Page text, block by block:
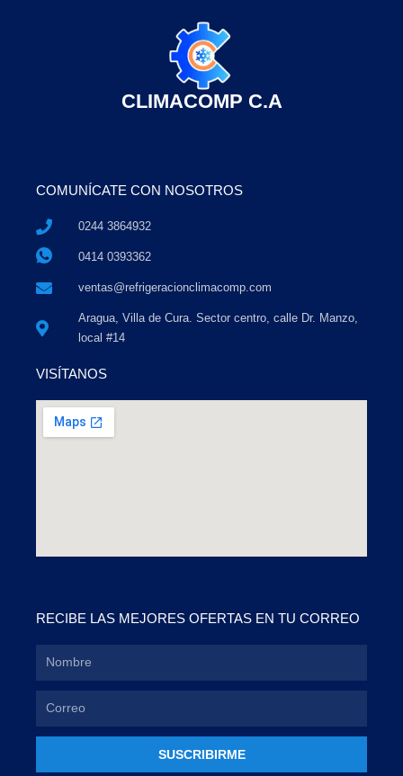
CLIMACOMP C.A
COMUNÍCATE CON NOSOTROS
0244 3864932
0414 0393362
ventas@refrigeracionclimacomp.com
Aragua, Villa de Cura. Sector centro, calle Dr. Manzo,
local #14
VISÍTANOS
RECIBE LAS MEJORES OFERTAS EN TU CORREO
SUSCRIBIRME